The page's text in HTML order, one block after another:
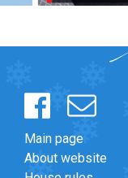
Main page
About website